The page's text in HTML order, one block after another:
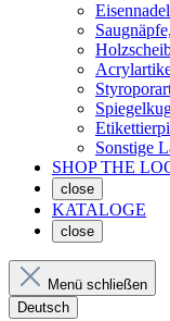
Sonstige
SHOP THE
close
KATALOGE
close
Menü schließen
Deutsch